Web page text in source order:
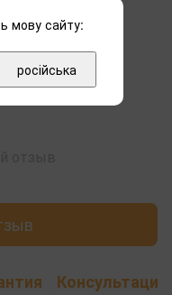
Консультация
мову сайту:
російська